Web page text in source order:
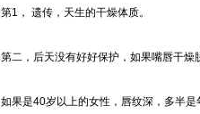
第1， 遗传，天生的干燥体质。
第二，后天没有好好保护，如果嘴唇干燥
如果是40岁以上的女性，唇纹深，多半是